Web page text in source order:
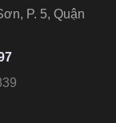
P. 5, Quận